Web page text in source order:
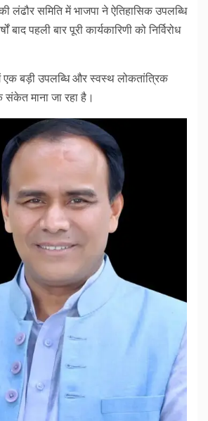
की लंढौर समिति में भाजपा ने ऐतिहासिक उपलब्धि
बाद पहली बार पूरी कार्यकारिणी को निर्विरोध
एक बड़ी उपलब्धि और स्वस्थ लोकतांत्रिक
संकेत माना जा रहा है।